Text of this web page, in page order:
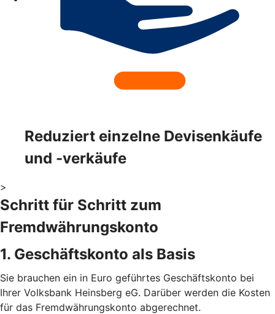
Reduziert einzelne Devisenkäufe
und -verkäufe
>
Schritt für Schritt zum
Fremdwährungskonto
1. Geschäftskonto als Basis
Sie brauchen ein in Euro geführtes Geschäftskonto bei
Ihrer Volksbank Heinsberg eG. Darüber werden die Kosten
für das Fremdwährungskonto abgerechnet.